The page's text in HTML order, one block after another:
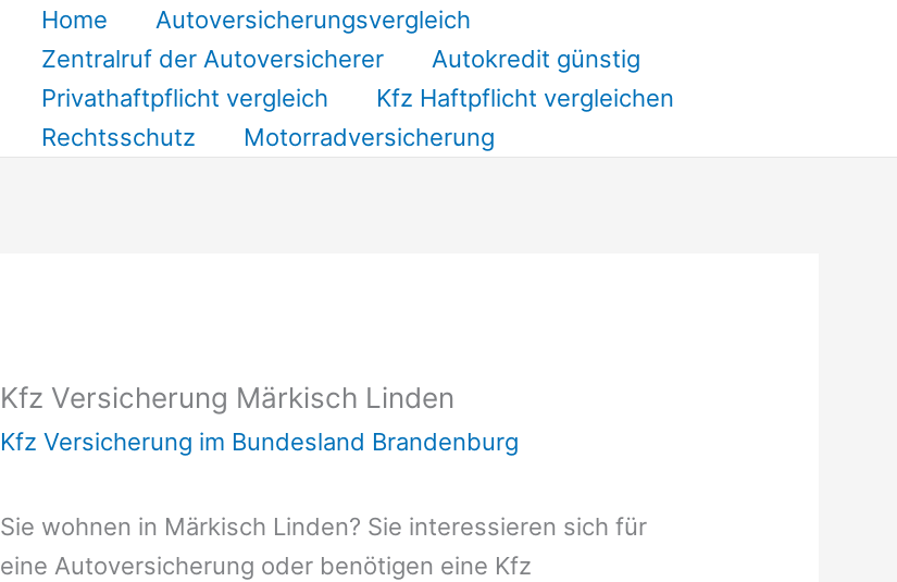
Home
Autoversicherungsvergleich
Zentralruf der Autoversicherer
Autokredit günstig
Privathaftpflicht vergleich
Kfz Haftpflicht vergleichen
Rechtsschutz
Motorradversicherung
Kfz Versicherung Märkisch Linden
Kfz Versicherung im Bundesland Brandenburg
Sie wohnen in Märkisch Linden? Sie interessieren sich für
eine Autoversicherung oder benötigen eine Kfz